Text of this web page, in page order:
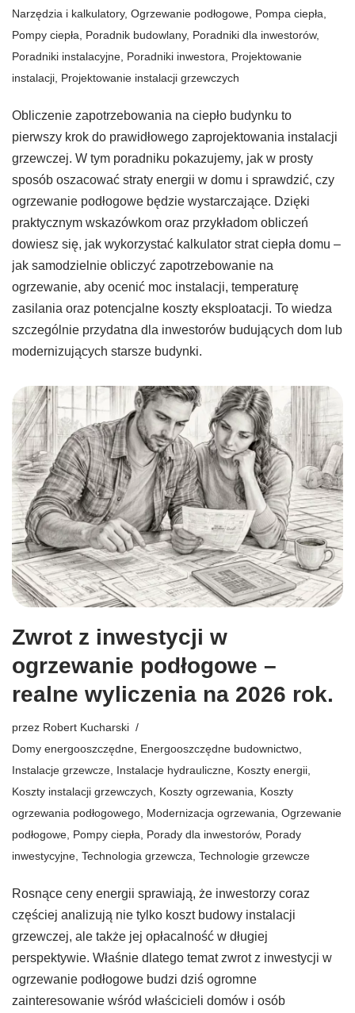
Narzędzia i kalkulatory, Ogrzewanie podłogowe, Pompa ciepła,
Pompy ciepła, Poradnik budowlany, Poradniki dla inwestorów,
Poradniki instalacyjne, Poradniki inwestora, Projektowanie
instalacji, Projektowanie instalacji grzewczych
Obliczenie zapotrzebowania na ciepło budynku to
pierwszy krok do prawidłowego zaprojektowania instalacji
grzewczej. W tym poradniku pokazujemy, jak w prosty
sposób oszacować straty energii w domu i sprawdzić, czy
ogrzewanie podłogowe będzie wystarczające. Dzięki
praktycznym wskazówkom oraz przykładom obliczeń
dowiesz się, jak wykorzystać kalkulator strat ciepła domu –
jak samodzielnie obliczyć zapotrzebowanie na
ogrzewanie, aby ocenić moc instalacji, temperaturę
zasilania oraz potencjalne koszty eksploatacji. To wiedza
szczególnie przydatna dla inwestorów budujących dom lub
modernizujących starsze budynki.
Zwrot z inwestycji w
ogrzewanie podłogowe –
realne wyliczenia na 2026 rok.
przez Robert Kucharski
Domy energooszczędne Energooszczędne budownictwo
Instalacje grzewcze Instalacje hydrauliczne Koszty energii
Koszty instalacji grzewczych
Koszty ogrzewania
Koszty
ogrzewania podłogowego Modernizacja ogrzewania Ogrzewanie
podłogowe Pompy ciepła Porady dla inwestorów, Porady
inwestycyjne Technologia grzewcza Technologie grzewcze
Rosnące ceny energii sprawiają, że inwestorzy coraz
częściej analizują nie tylko koszt budowy instalacji
grzewczej, ale także jej opłacalność w długiej
perspektywie. Właśnie dlatego temat zwrot z inwestycji w
ogrzewanie podłogowe budzi dziś ogromne
zainteresowanie wśród właścicieli domów i osób